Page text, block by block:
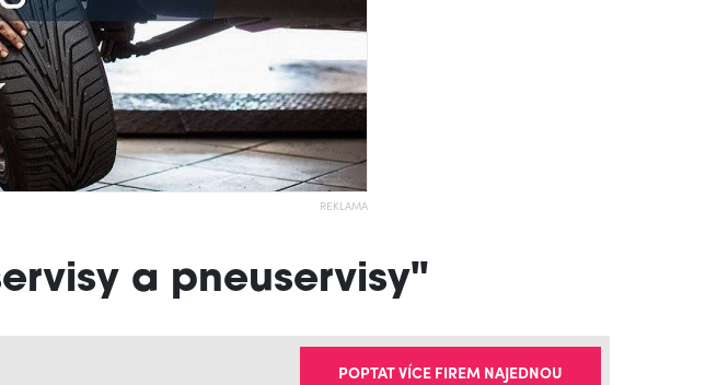
REKLAMA
a pneuservisy"
POPTAT VÍCE FIREM NAJEDNOU